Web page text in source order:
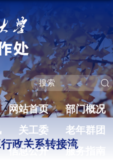
网站首页
部门概况
关工委
老年群团
信息公开 服务指南
政关系转接流